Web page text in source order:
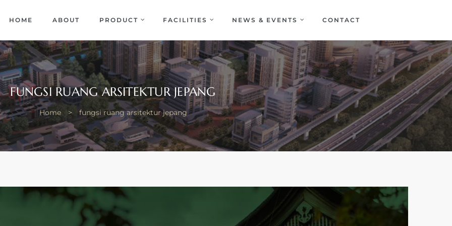
HOME ABOUT PRODUCT FACILITIES NEWS & EVENTS CONTACT
FUNGSI RUANG ARSITEKTUR JEPANG
Home > fungsi ruang arsitektur jepang